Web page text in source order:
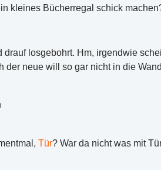
kleines Bücherregal schick
losgebohrt. Hm, irgendwie
der neue will so gar nicht in die
Tür? War da nicht was mit